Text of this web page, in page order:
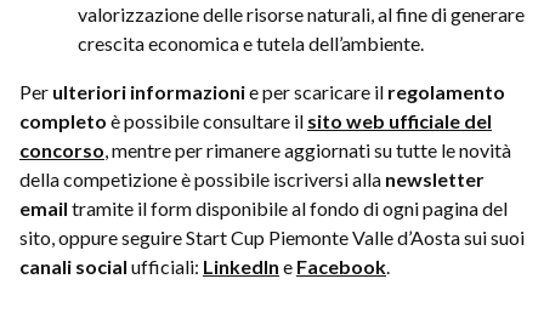
valorizzazione delle risorse naturali, al fine di generare
crescita economica e tutela dell’ambiente.
Per ulteriori informazionie per scaricare il regolamento
completo è possibile consultare il sito web ufficiale del
concorso, mentre per rimanere aggiornati su tutte le novità
della competizione è possibile iscriversi alla newsletter
email tramite il form disponibile al fondo di ogni pagina del
sito, oppure seguire Start Cup Piemonte Valle d’Aosta sui suoi
canali social ufficiali: LinkedIn e Facebook.